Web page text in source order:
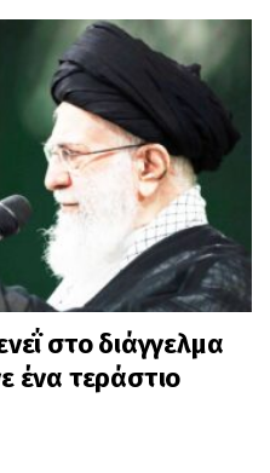
στο διάγγελμα
ένα τεράστιο